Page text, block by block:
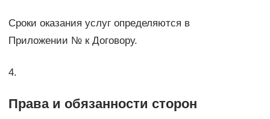
Сроки оказания услуг определяются в
Приложении № к Договору.
4.
Права и обязанности сторон